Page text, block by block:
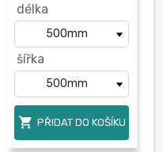
délka
šířka
 PŘIDAT DO KOŠÍKU